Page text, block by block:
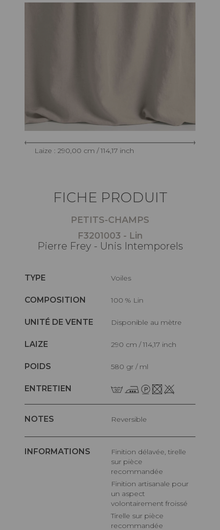
Laize : 290,00 cm / 114,17 inch
FICHE PRODUIT
PETITS-CHAMPS
F3201003 - Lin
Pierre Frey - Unis Intemporels
TYPE Voiles
COMPOSITION 100 % Lin
UNITÉ DE VENTE Disponible au mètre
LAIZE 290 cm / 114,17 inch
POIDS 580 gr / ml
ENTRETIEN
NOTES Reversible
INFORMATIONS
Finition délavée, tirelle
sur pièce
recommandée
Finition artisanale pour
un aspect
volontairement froissé
Tirelle sur pièce
recommandée